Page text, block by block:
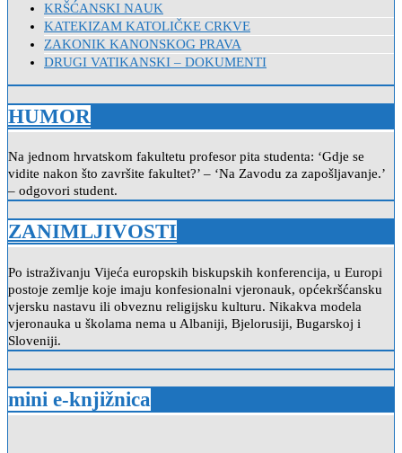
KRŠĆANSKI NAUK
KATEKIZAM KATOLIČKE CRKVE
ZAKONIK KANONSKOG PRAVA
DRUGI VATIKANSKI – DOKUMENTI
HUMOR
Na jednom hrvatskom fakultetu profesor pita studenta: ‘Gdje se
vidite nakon što završite fakultet?’ – ‘Na Zavodu za zapošljavanje.’
– odgovori student.
ZANIMLJIVOSTI
Po istraživanju Vijeća europskih biskupskih konferencija, u Europi
postoje zemlje koje imaju konfesionalni vjeronauk, općekršćansku
vjersku nastavu ili obveznu religijsku kulturu. Nikakva modela
vjeronauka u školama nema u Albaniji, Bjelorusiji, Bugarskoj i
Sloveniji.
mini e-knjižnica